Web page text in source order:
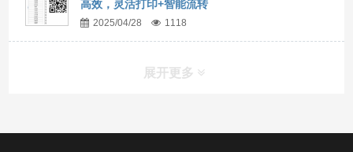
高效，灵活打印+智能流转
2025/04/28 1118
展开更多